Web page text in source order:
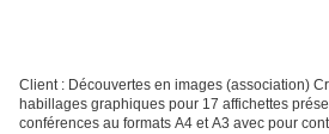
Client : Découvertes en images (association)
habillages graphiques pour 17 affichettes
conférences au formats A4 et A3 avec pour